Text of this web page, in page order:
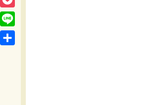
c
e
b
a
t
e
P
o
c
L